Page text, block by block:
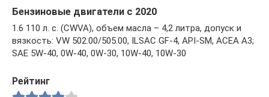
Бензиновые двигатели с 2020
1.6 110 л. с. (CWVA), объем масла – 4,2 литра, допуск и
вязкость: VW 502.00/505.00, ILSAC GF-4, API-SM, ACEA A3;
SAE 5W-40, 0W-40, 0W-30, 10W-40, 10W-30
Рейтинг